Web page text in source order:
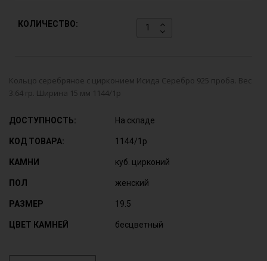
КОЛИЧЕСТВО:
Кольцо серебряное с цирконием Исида Серебро 925 проба. Вес
3.64 гр. Ширина 15 мм 1144/1р
ДОСТУПНОСТЬ: На складе
КОД ТОВАРА: 1144/1р
КАМНИ куб. цирконий
ПОЛ женский
РАЗМЕР 19.5
ЦВЕТ КАМНЕЙ бесцветный